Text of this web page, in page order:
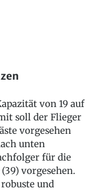
von 19 auf
soll der Flieger
vorgesehen
unten
für die
vorgesehen.
und